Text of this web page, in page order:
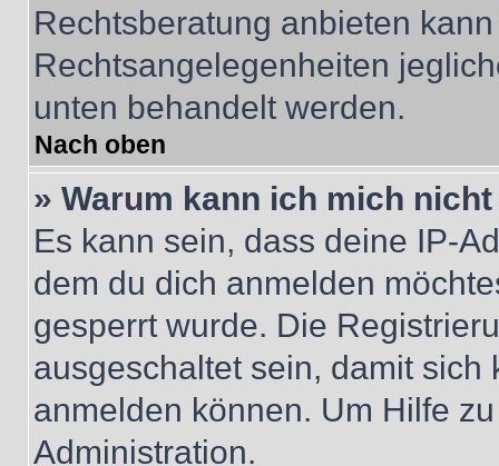
Rechtsberatung anbieten
Rechtsangelegenheiten
unten behandelt werden.
Nach oben
» Warum kann ich mich
Es kann sein, dass deine IP-
dem du dich anmelden
gesperrt wurde. Die
ausgeschaltet sein, damit
anmelden können. Um Hilfe
Administration.